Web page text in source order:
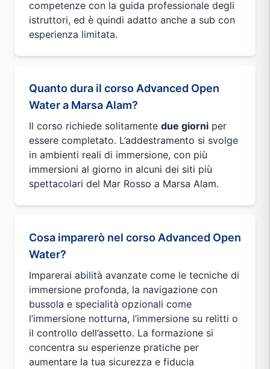
competenze con la guida professionale degli
istruttori, ed è quindi adatto anche a sub con
esperienza limitata.
Quanto dura il corso Advanced Open
Water a Marsa Alam?
Il corso richiede solitamente due giorni per
essere completato. L’addestramento si svolge
in ambienti reali di immersione, con più
immersioni al giorno in alcuni dei siti più
spettacolari del Mar Rosso a Marsa Alam.
Cosa imparerò nel corso Advanced Open
Water?
Imparerai abilità avanzate come le tecniche di
immersione profonda, la navigazione con
bussola e specialità opzionali come
l’immersione notturna, l’immersione su relitti o
il controllo dell’assetto. La formazione si
concentra su esperienze pratiche per
aumentare la tua sicurezza e fiducia